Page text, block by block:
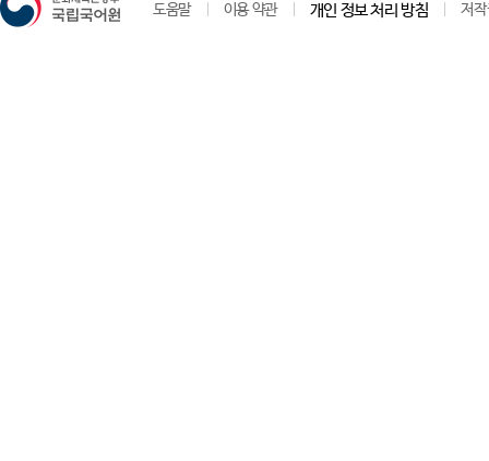
도움말 이용 약관 개인 정보 처리 방침 저